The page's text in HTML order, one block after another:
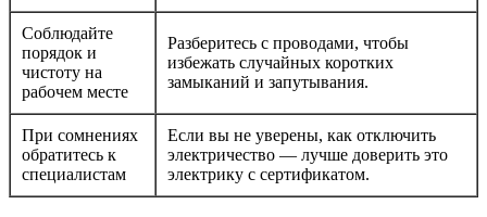
Соблюдайте
порядок и
чистоту на
рабочем месте
Разберитесь с проводами, чтобы
избежать случайных коротких
замыканий и запутывания.
При сомнениях
обратитесь к
специалистам
Если вы не уверены, как отключить
электричество — лучше доверить это
электрику с сертификатом.